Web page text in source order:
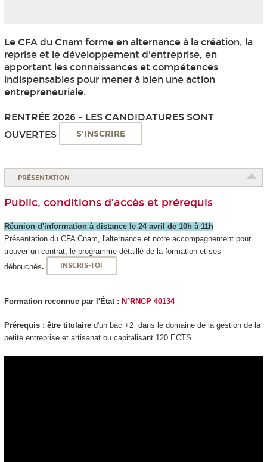
Le CFA du Cnam forme en alternance à la création, la
reprise et le développement d'entreprise, en
apportant les connaissances et compétences
indispensables pour mener à bien une action
entrepreneuriale.
RENTRÉE 2026 - LES CANDIDATURES SONT
OUVERTES
S'INSCRIRE
PRÉSENTATION
Public, conditions d’accès et prérequis
Réunion d'information à distance le 24 avril de 10h à 11h
Présentation du CFA Cnam, l'alternance et notre accompagnement pour
trouver un contrat, le programme détaillé de la formation et ses
débouchés. INSCRIS-TOI
Formation reconnue par l'État : N°RNCP 40134
Prérequis : être titulaire d'un bac +2 dans le domaine de la gestion de la
petite entreprise et artisanat ou capitalisant 120 ECTS.